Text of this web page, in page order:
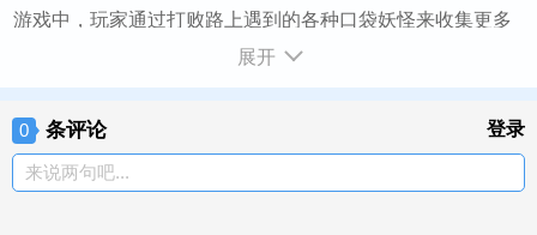
游戏中，玩家通过打败路上遇到的各种口袋妖怪来收集更多
强大有力的宠物。游戏过程中，一旦打败地方就会获得相应
着你来开启这款神奇的冒险之旅。
如何开始：
游戏加载完毕点击YES - 接着根据提示点击相应位置 - 再点
展开
0 条评论 登录
来说两句吧...